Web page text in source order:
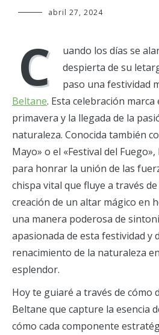
Verde
abril 27, 2024
C
uando los días se
despierta de su
paso una festividad
Beltane. Esta celebración
primavera y la llegada de la
naturaleza. Conocida también
Mayo» o el «Festival del
para honrar la unión de las
chispa vital que fluye a través
creación de un altar mágico en
una manera poderosa de
apasionada de esta festividad y
renacimiento de la naturaleza
esplendor.
Hoy te guiaré a través de cómo
Beltane que capture la esencia
cómo cada componente